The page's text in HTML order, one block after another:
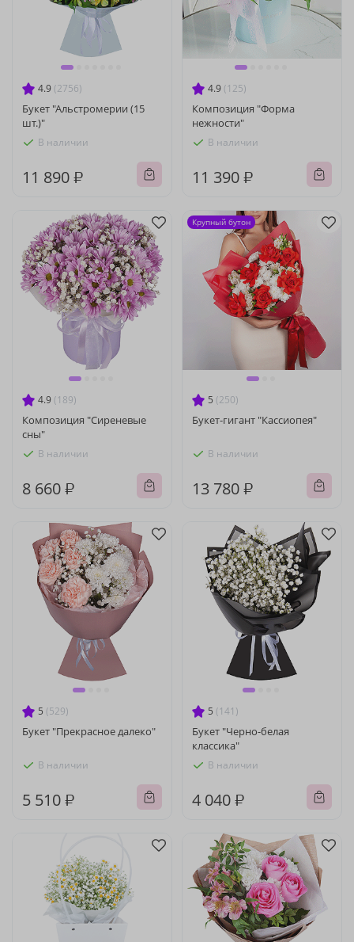
4.9 (2756)
Букет "Альстромерии (15
шт.)"
В наличии
11 890 ₽
4.9 (125)
Композиция "Форма
нежности"
В наличии
11 390 ₽
4.9 (189)
Композиция "Сиреневые
сны"
В наличии
8 660 ₽
5 (250)
Букет-гигант "Кассиопея"
В наличии
13 780 ₽
Крупный бутон
5 (529)
Букет "Прекрасное далеко"
В наличии
5 510 ₽
5 (141)
Букет "Черно-белая
классика"
В наличии
4 040 ₽